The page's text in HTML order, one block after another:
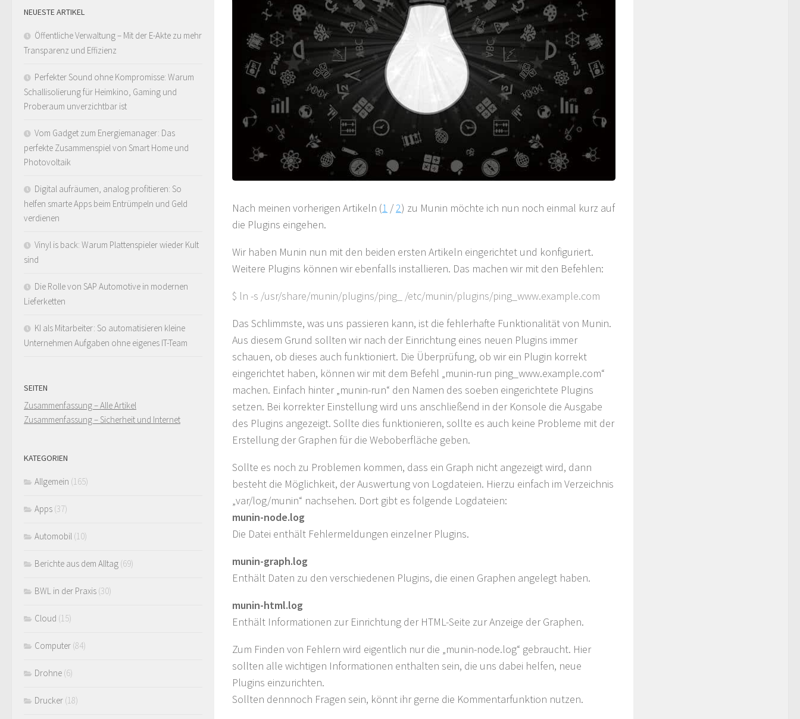
Nach meinen vorherigen Artikeln (1 /2) zu Munin möchte ich nun noch einmal kurz auf
die Plugins eingehen.
Wir haben Munin nun mit den beiden ersten Artikeln eingerichtet und konfiguriert.
Weitere Plugins können wir ebenfalls installieren. Das machen wir mit den Befehlen:
$ ln -s /usr/share/munin/plugins/ping_ /etc/munin/plugins/ping_www.example.com
Das Schlimmste, was uns passieren kann, ist die fehlerhafte Funktionalität von Munin.
Aus diesem Grund sollten wir nach der Einrichtung eines neuen Plugins immer
schauen, ob dieses auch funktioniert. Die Überprüfung, ob wir ein Plugin korrekt
eingerichtet haben, können wir mit dem Befehl „munin-run ping_www.example.com“
machen. Einfach hinter „munin-run“ den Namen des soeben eingerichtete Plugins
setzen. Bei korrekter Einstellung wird uns anschließend in der Konsole die Ausgabe
des Plugins angezeigt. Sollte dies funktionieren, sollte es auch keine Probleme mit der
Erstellung der Graphen für die Weboberfläche geben.
Sollte es noch zu Problemen kommen, dass ein Graph nicht angezeigt wird, dann
besteht die Möglichkeit, der Auswertung von Logdateien. Hierzu einfach im Verzeichnis
„var/log/munin“ nachsehen. Dort gibt es folgende Logdateien:
munin-node.log
Die Datei enthält Fehlermeldungen einzelner Plugins.
munin-graph.log
Enthält Daten zu den verschiedenen Plugins, die einen Graphen angelegt haben.
munin-html.log
Enthält Informationen zur Einrichtung der HTML-Seite zur Anzeige der Graphen.
Zum Finden von Fehlern wird eigentlich nur die „munin-node.log“ gebraucht. Hier
sollten alle wichtigen Informationen enthalten sein, die uns dabei helfen, neue
Plugins einzurichten.
Sollten dennnoch Fragen sein, könnt ihr gerne die Kommentarfunktion nutzen.
NEUESTE ARTIKEL
Öffentliche Verwaltung – Mit der E-Akte zu mehr
Transparenz und Effizienz
Perfekter Sound ohne Kompromisse: Warum
Schallisolierung für Heimkino, Gaming und
Proberaum unverzichtbar ist
Vom Gadget zum Energiemanager: Das
perfekte Zusammenspiel von Smart Home und
Photovoltaik
Digital aufräumen, analog profitieren: So
helfen smarte Apps beim Entrümpeln und Geld
verdienen
Vinyl is back: Warum Plattenspieler wieder Kult
sind
Die Rolle von SAP Automotive in modernen
Lieferketten
KI als Mitarbeiter: So automatisieren kleine
Unternehmen Aufgaben ohne eigenes IT-Team
SEITEN
Zusammenfassung – Alle Artikel
Zusammenfassung – Sicherheit und Internet
KATEGORIEN
Allgemein (165)
Apps (37)
Automobil (10)
Berichte aus dem Alltag (69)
BWL in der Praxis (30)
Cloud (15)
Computer (84)
Drohne (6)
Drucker (18)